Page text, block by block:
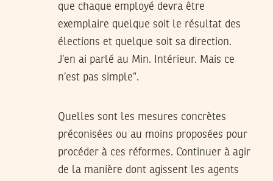
que chaque employé devra être
exemplaire quelque soit le résultat des
élections et quelque soit sa direction.
J’en ai parlé au Min. Intérieur. Mais ce
n’est pas simple”.
Quelles sont les mesures concrètes
préconisées ou au moins proposées pour
procéder à ces réformes. Continuer à agir
de la manière dont agissent les agents